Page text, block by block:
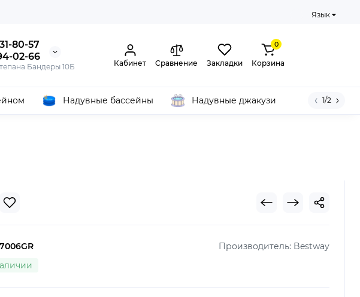
Язык
80-57
02-66
Бандеры 10Б Кабинет Сравнение Закладки
0
Корзина
Надувные бассейны Надувные джакузи 1/2
Производитель: Bestway